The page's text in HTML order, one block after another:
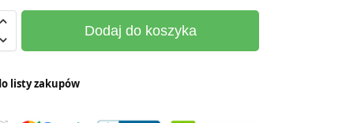
Dodaj do koszyka
listy zakupów